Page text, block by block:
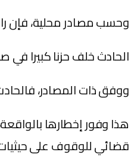
وحسب مصادر محلية، فإن
الحادث خلف حزنا كبيرا في صفوف
ووفق ذات المصادر،
هذا وفور إخطارها
قضائي للوقوف على حيثيات